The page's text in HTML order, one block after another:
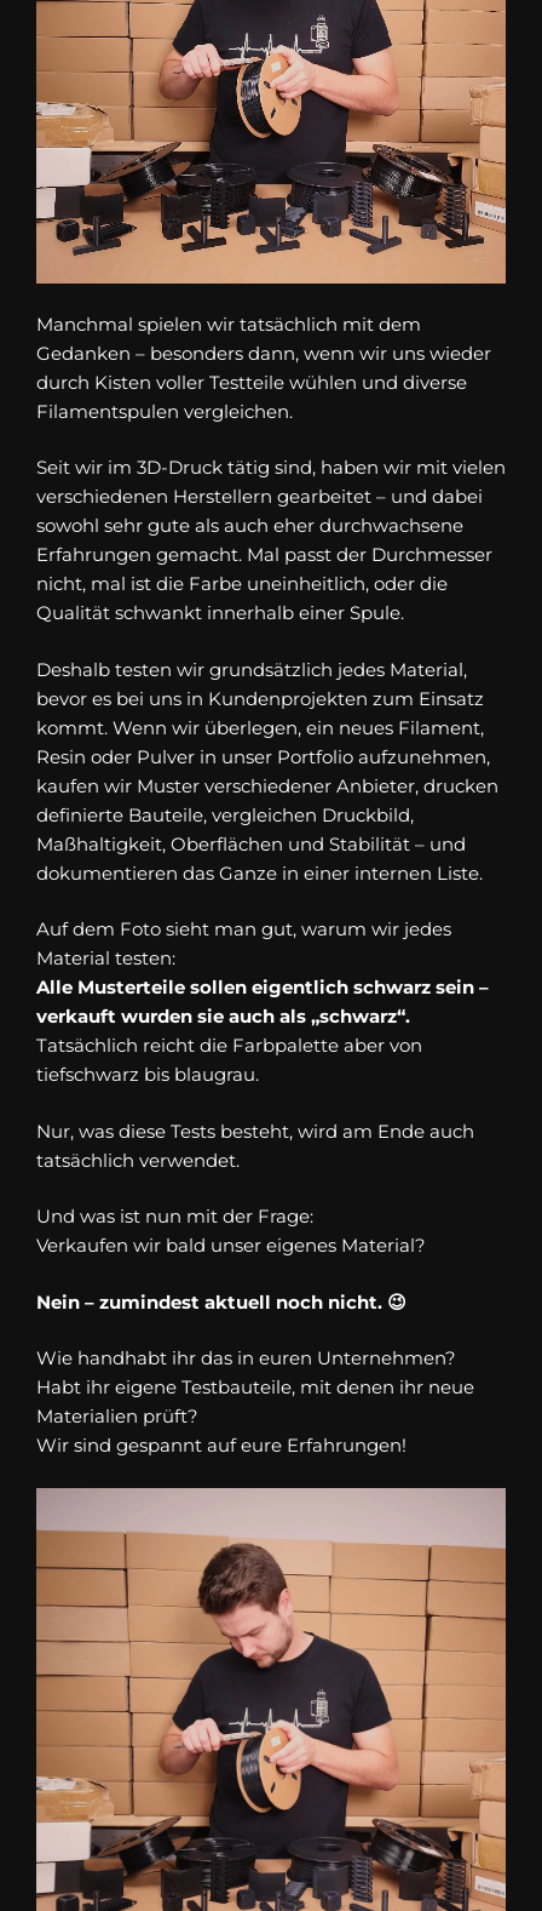
Manchmal spielen wir tatsächlich mit dem
Gedanken – besonders dann, wenn wir uns wieder
durch Kisten voller Testteile wühlen und diverse
Filamentspulen vergleichen.
Seit wir im 3D-Druck tätig sind, haben wir mit vielen
verschiedenen Herstellern gearbeitet – und dabei
sowohl sehr gute als auch eher durchwachsene
Erfahrungen gemacht. Mal passt der Durchmesser
nicht, mal ist die Farbe uneinheitlich, oder die
Qualität schwankt innerhalb einer Spule.
Deshalb testen wir grundsätzlich jedes Material,
bevor es bei uns in Kundenprojekten zum Einsatz
kommt. Wenn wir überlegen, ein neues Filament,
Resin oder Pulver in unser Portfolio aufzunehmen,
kaufen wir Muster verschiedener Anbieter, drucken
definierte Bauteile, vergleichen Druckbild,
Maßhaltigkeit, Oberflächen und Stabilität – und
dokumentieren das Ganze in einer internen Liste.
Auf dem Foto sieht man gut, warum wir jedes
Material testen:
Alle Musterteile sollen eigentlich schwarz sein –
verkauft wurden sie auch als „schwarz“.
Tatsächlich reicht die Farbpalette aber von
tiefschwarz bis blaugrau.
Nur, was diese Tests besteht, wird am Ende auch
tatsächlich verwendet.
Und was ist nun mit der Frage:
Verkaufen wir bald unser eigenes Material?
Nein – zumindest aktuell noch nicht. 😉
Wie handhabt ihr das in euren Unternehmen?
Habt ihr eigene Testbauteile, mit denen ihr neue
Materialien prüft?
Wir sind gespannt auf eure Erfahrungen!